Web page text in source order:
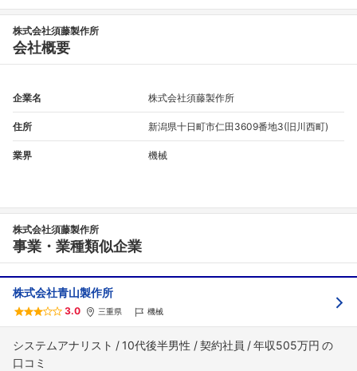
株式会社須藤製作所
会社概要
企業名 株式会社須藤製作所
住所 新潟県十日町市仁田3609番地3(旧川西町)
業界 機械
株式会社須藤製作所
事業・業種類似企業
株式会社青山製作所
3.0 三重県 機械
システムアナリスト 10代後半男性 契約社員 年収505万円